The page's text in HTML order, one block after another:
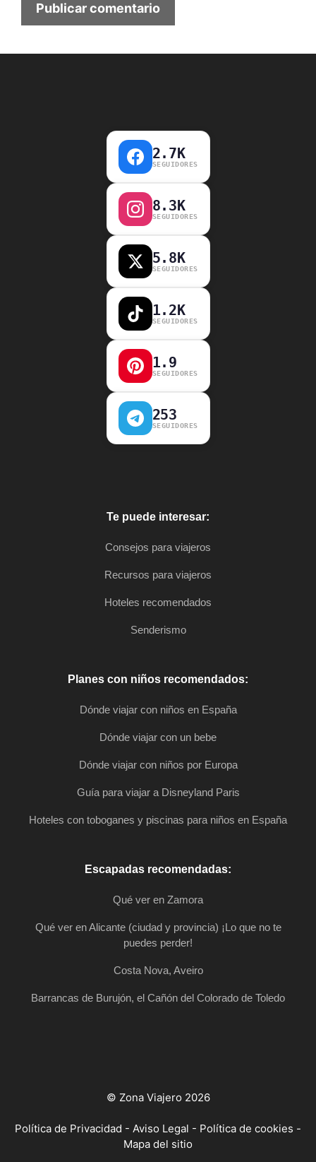
2.7K
SEGUIDORES
8.3K
SEGUIDORES
5.8K
SEGUIDORES
1.2K
SEGUIDORES
1.9
SEGUIDORES
253
SEGUIDORES
Te puede interesar:
Consejos para viajeros
Recursos para viajeros
Hoteles recomendados
Senderismo
Planes con niños recomendados:
Dónde viajar con niños en España
Dónde viajar con un bebe
Dónde viajar con niños por Europa
Guía para viajar a Disneyland Paris
Hoteles con toboganes y piscinas para niños en España
Escapadas recomendadas:
Qué ver en Zamora
Qué ver en Alicante (ciudad y provincia) ¡Lo que no te
puedes perder!
Costa Nova, Aveiro
Barrancas de Burujón, el Cañón del Colorado de Toledo
© Zona Viajero 2026
Política de Privacidad - Aviso Legal - Política de cookies -
Mapa del sitio